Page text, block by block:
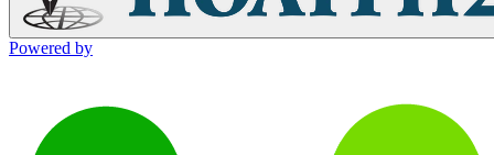
Powered by